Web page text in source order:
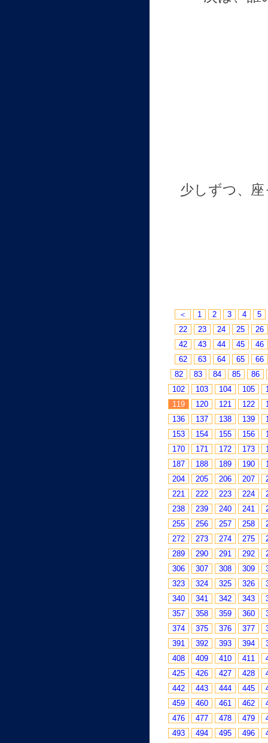
少しずつ、
＜ 1 2 3 4
5
22
23 24 25
26
42
43 44 45
46
62
63 64 65
66
82
83 84 85
86
102
103 104 105
119
120 121 122
136
137 138 139
153
154 155 156
170
171 172 173
187
188 189 190
204
205 206 207
221
222 223 224
238
239 240 241
255
256 257 258
272
273 274 275
289
290 291 292
306
307 308 309
323
324 325 326
340
341 342 343
357
358 359 360
374
375 376 377
391
392 393 394
408
409 410 411
425
426 427 428
442
443 444 445
459
460 461 462
476
477 478 479
493
494 495 496